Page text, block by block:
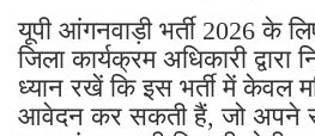
यूपी आंगनवाड़ी भर्ती 2026 के
जिला कार्यक्रम अधिकारी द्वारा
ध्यान रखें कि इस भर्ती में केवल
आवेदन कर सकती हैं, जो अपने